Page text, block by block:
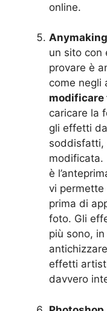
online.
Anymaking
un sito con
provare è
come negli
modificare
caricare la
gli effetti
soddisfatti,
modificata.
è
vi permette
prima di
foto. Gli
più sono,
effetti
davvero